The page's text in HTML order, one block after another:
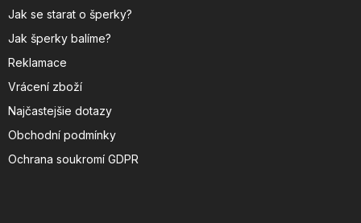
Jak se starat o šperky?
Jak šperky balíme?
Reklamace
Vrácení zboží
Najčastejšie dotazy
Obchodní podmínky
Ochrana soukromí GDPR